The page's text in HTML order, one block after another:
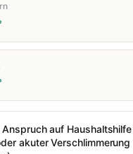
auf
akuter